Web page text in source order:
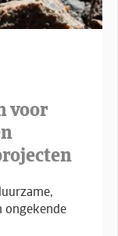
voor
ongekende